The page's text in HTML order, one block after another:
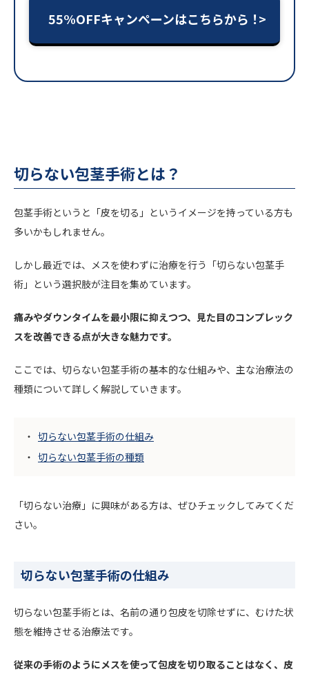
55%OFFキャンペーンはこちらから！
切らない包茎手術とは？
包茎手術というと「皮を切る」というイメージを持っている方も
多いかもしれません。
しかし最近では、メスを使わずに治療を行う「切らない包茎手
術」という選択肢が注目を集めています。
痛みやダウンタイムを最小限に抑えつつ、見た目のコンプレック
スを改善できる点が大きな魅力です。
ここでは、切らない包茎手術の基本的な仕組みや、主な治療法の
種類について詳しく解説していきます。
切らない包茎手術の仕組み
切らない包茎手術の種類
「切らない治療」に興味がある方は、ぜひチェックしてみてくだ
さい。
切らない包茎手術の仕組み
切らない包茎手術とは、名前の通り包皮を切除せずに、むけた状
態を維持させる治療法です。
従来の手術のようにメスを使って包皮を切り取ることはなく、皮